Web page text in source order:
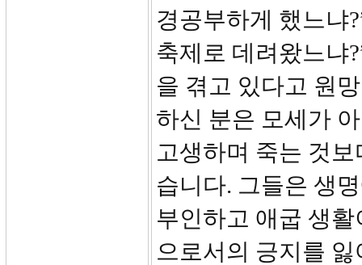
경공부하게 했느냐
축제로 데려왔느냐
을 겪고 있다고 원
하신 분은 모세가
고생하며 죽는 것
습니다. 그들은 생
부인하고 애굽 생
으로서의 긍지를